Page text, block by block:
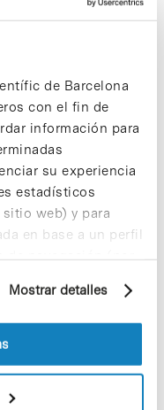
de Barcelona
con el fin de
información para
su experiencia
estadísticos
web) y para
en base a un perfil
de navegación (por
consultar
Mostrar detalles
y
de primera
(unos
dentro de la
que está
y la
(ANATEL) en
como
para la